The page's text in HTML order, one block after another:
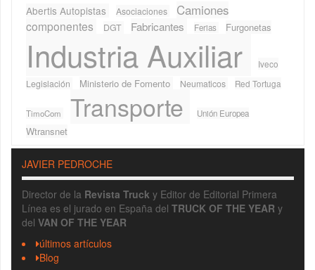
Abertis Autopistas Asociaciones Camiones
componentes DGT Fabricantes Ferias Furgonetas
Industria Auxiliar
Iveco
Legislación
Ministerio de Fomento Neumaticos Red Tortuga
TimoCom Transporte Unión Europea
Wtransnet
JAVIER PEDROCHE
Director de la Revista Truck y Editor de Editorial Primera
Línea es el jurado en España del TRUCK OF THE YEAR y
del VAN OF THE YEAR
últimos artículos
Blog